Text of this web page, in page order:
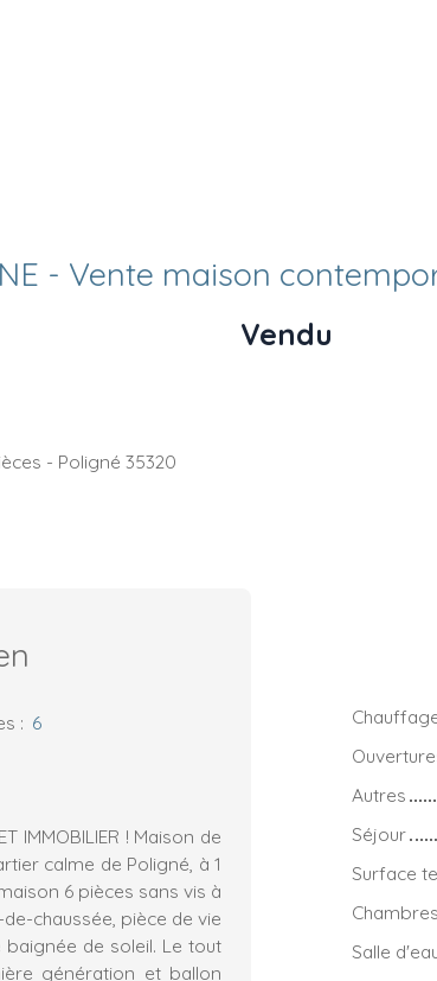
- Vente maison
Vendu
- Poligné 35320
: 6
IMMOBILIER ! Maison de
calme de Poligné, à 1
6 pièces sans vis à
chaussée, pièce de vie
de soleil. Le tout
génération et ballon
Autres
Séjour
Surface
Chambres
Salle